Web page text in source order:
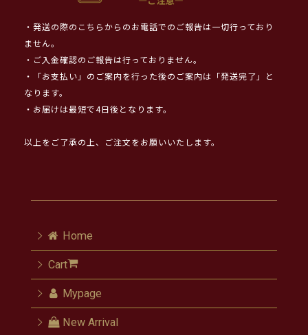
・発送の際のこちらからのお電話でのご報告は一切行っており
ません。
・ご入金確認のご報告は行っておりません。
・「お支払い」のご案内を行った後のご案内は「発送完了」と
なります。
・お届けは最短で4日後となります。
以上をご了承の上、ご注文をお願いいたします。
Home
Cart
Mypage
New Arrival